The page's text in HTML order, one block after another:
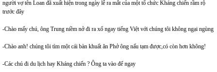
người vợ tên Loan đã xuất hiện trong ngày lễ ra mắt của một tổ chức Kháng chiến rầm rộ
trước đây
-Chào mấy chú, ông Trung niềm nở đi ra xổ ngay tiếng Việt với chúng tôi không ngại ngùng
-Chào anh! chúng tôi tìm một cái bàn khuất ăn Phở ông nấu tạm được,có còn hơn không!
-Các chú đi du lịch hay Kháng chiến ? Ông ta vào để ngay